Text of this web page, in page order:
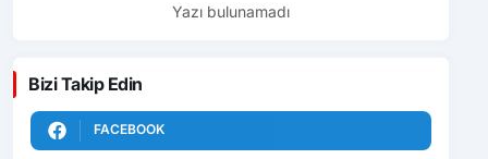
Yazı bulunamadı
Bizi Takip Edin
FACEBOOK